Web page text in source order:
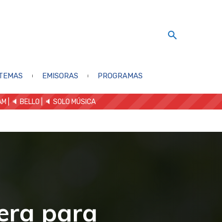
EMISORAS PROGRAMAS
| 🔈 BELLO 🔈 SOLO MÚSICA
para